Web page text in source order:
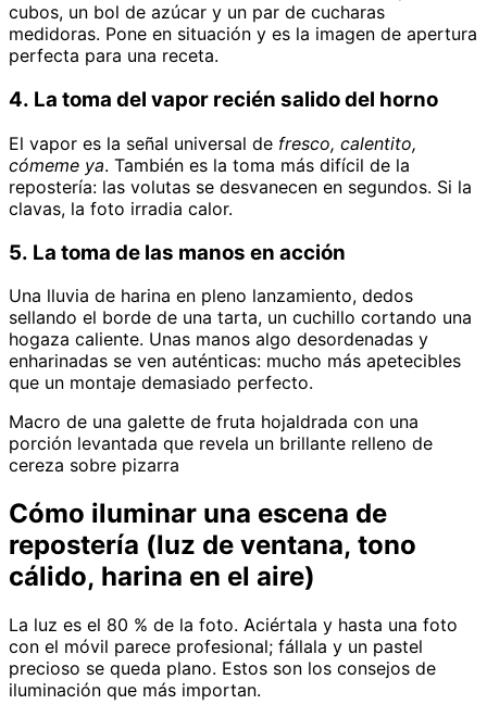
cubos, un bol de azúcar y un par de cucharas
medidoras. Pone en situación y es la imagen de apertura
perfecta para una receta.
4. La toma del vapor recién salido del horno
El vapor es la señal universal de fresco, calentito,
cómeme ya. También es la toma más difícil de la
repostería: las volutas se desvanecen en segundos. Si la
clavas, la foto irradia calor.
5. La toma de las manos en acción
Una lluvia de harina en pleno lanzamiento, dedos
sellando el borde de una tarta, un cuchillo cortando una
hogaza caliente. Unas manos algo desordenadas y
enharinadas se ven auténticas: mucho más apetecibles
que un montaje demasiado perfecto.
Macro de una galette de fruta hojaldrada con una
porción levantada que revela un brillante relleno de
cereza sobre pizarra
Cómo iluminar una escena de
repostería (luz de ventana, tono
cálido, harina en el aire)
La luz es el 80 % de la foto. Aciértala y hasta una foto
con el móvil parece profesional; fállala y un pastel
precioso se queda plano. Estos son los consejos de
iluminación que más importan.